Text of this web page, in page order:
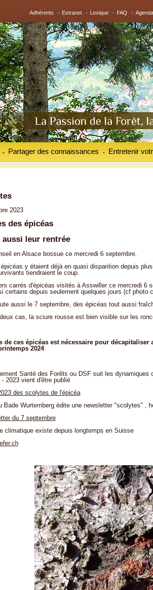
Adhérents - Extranet - Lexique - FAQ - Agenda
Partager des connaissances
- Entretenir
-
2023
des épicéas
leur rentrée
en Alsace bossue ce mercredi 6 septembre.
épicéas y étaient déjà en quasi disparition depuis
tiendraient le coup.
carrés d'épicéas visités à Asswiller ce mercredi 6
certains depuis seulement quelques jours (cf photo
aussi le 7 septembre, des épicéas tout aussi
cas, la sciure rousse est bien visible sur les
de ces épicéas est nécessaire pour
2024
Santé des Forêts ou DSF suit les
- 2023 vient d'être publié
des scolytes de l'épicéa
Bade Wurtemberg édite une newsletter "scolytes" ,
du 7 septembre
climatique existe depuis longtemps en Suisse